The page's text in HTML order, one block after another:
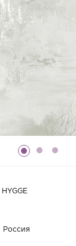
HYGGE
Россия